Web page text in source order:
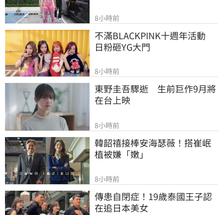
8小時前
不滿BLACKPINK十週年活動
日粉砸YG大門
8小時前
東野圭吾驟逝　生前巨作9月將
在台上映
8小時前
韓韶禧接棒安海瑟薇！搭崔岷
植被嫌「嫩」
8小時前
傳患自閉症！19歲泰國王子認
在追日本美女